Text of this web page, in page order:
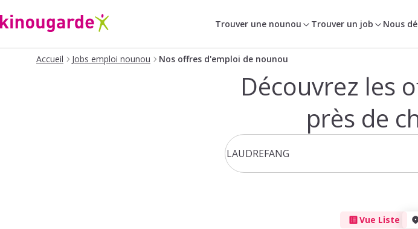
Trouver une nounou Trouver un job Nous
Accueil Jobs emploi nounou Nos offres d'emploi de nounou
Découvrez les
près de
Vue Liste